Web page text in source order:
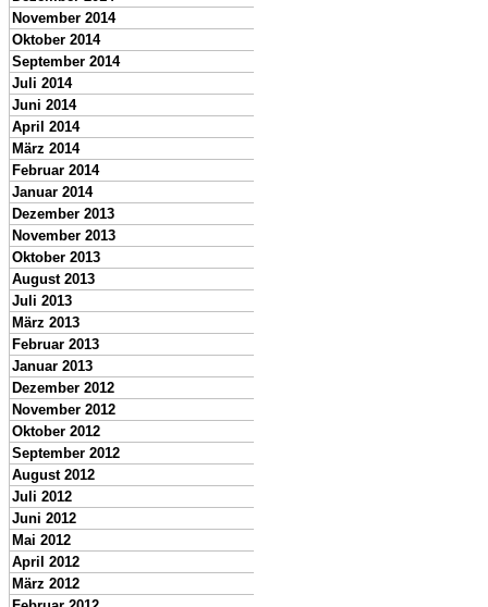
November 2014
Oktober 2014
September 2014
Juli 2014
Juni 2014
April 2014
März 2014
Februar 2014
Januar 2014
Dezember 2013
November 2013
Oktober 2013
August 2013
Juli 2013
März 2013
Februar 2013
Januar 2013
Dezember 2012
November 2012
Oktober 2012
September 2012
August 2012
Juli 2012
Juni 2012
Mai 2012
April 2012
März 2012